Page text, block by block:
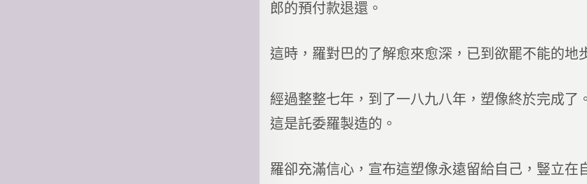
郎的預付款退還。
這時，羅對巴的了解愈來愈深，已到欲罷不能的地
經過整整七年，到了一八九八年，塑像終於完成
這是託委羅製造的。
羅卻充滿信心，宣布這塑像永遠留給自己，豎立在